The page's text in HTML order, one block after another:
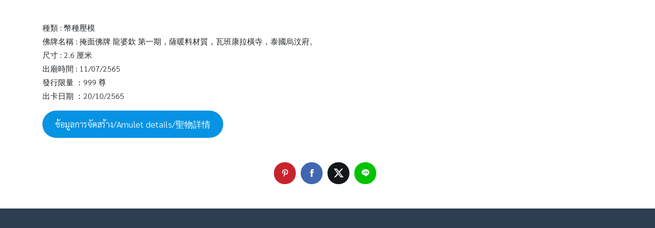
種類 : 幣種壓模
佛牌名稱 : 掩面佛牌 龍婆欽 第一期，薩暖料材質，瓦班康拉橫寺，泰國烏汶府。
尺寸 : 2.6 厘米
出廟時間 : 11/07/2565
發行限量 ：999 尊
出卡日期 ：20/10/2565
ข้อมูลการจัดสร้าง/Amulet details/聖物詳情